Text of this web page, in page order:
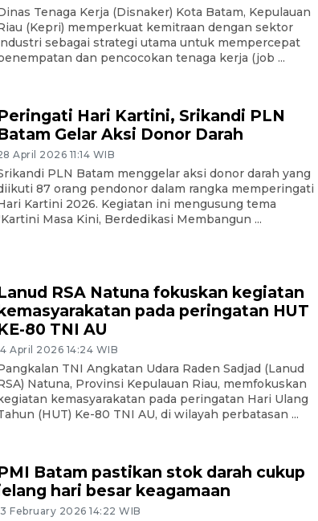
Tenaga Kerja (Disnaker) Kota Batam, Kepulauan
(Kepri) memperkuat kemitraan dengan sektor
sebagai strategi utama untuk mempercepat
dan pencocokan tenaga kerja (job ...
Hari Kartini, Srikandi PLN
Gelar Aksi Donor Darah
April 2026 11:14 WIB
PLN Batam menggelar aksi donor darah yang
87 orang pendonor dalam rangka memperingati
Kartini 2026. Kegiatan ini mengusung tema
Masa Kini, Berdedikasi Membangun ...
RSA Natuna fokuskan kegiatan
pada peringatan HUT
80 TNI AU
April 2026 14:24 WIB
TNI Angkatan Udara Raden Sadjad (Lanud
Natuna, Provinsi Kepulauan Riau, memfokuskan
kemasyarakatan pada peringatan Hari Ulang
(HUT) Ke-80 TNI AU, di wilayah perbatasan ...
Batam pastikan stok darah cukup
hari besar keagamaan
February 2026 14:22 WIB